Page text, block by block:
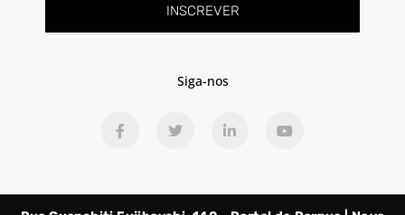
INSCREVER
Siga-nos
a
w
i
o